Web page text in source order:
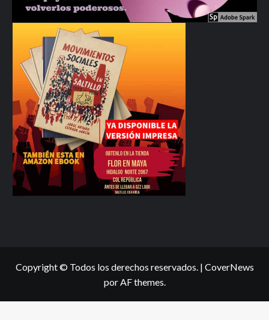
Copyright © Todos los derechos reservados. | CoverNews
por AF themes.